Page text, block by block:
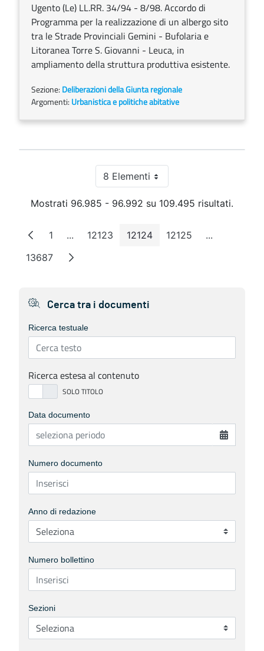
Ugento (Le) LL.RR. 34/94 - 8/98. Accordo di
Programma per la realizzazione di un albergo sito
tra le Strade Provinciali Gemini - Bufolaria e
Litoranea Torre S. Giovanni - Leuca, in
ampliamento della struttura produttiva esistente.
Sezione: Deliberazioni della Giunta regionale
Argomenti: Urbanistica e politiche abitative
8 ElementiPer pagina
Mostrati 96.985 - 96.992 su 109.495 risultati.
Pagina
1 ...Pagine intermedie
Pagina
12123 Pagina
12124 Pagina
12125 ...Pagine
Pagina
13687
Cerca tra i documenti
Ricerca testuale
Ricerca estesa al contenuto
Data documento
Numero documento
Anno di redazione
Numero bollettino
Sezioni